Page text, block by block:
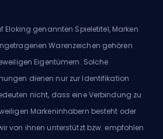
Eloking genannten Spieletitel, Marken
Warenzeichen gehören
Eigentümern. Solche
dienen nur zur Identifikation
nicht, dass eine Verbindung zu
Markeninhabern besteht oder
von ihnen unterstützt bzw. empfohlen